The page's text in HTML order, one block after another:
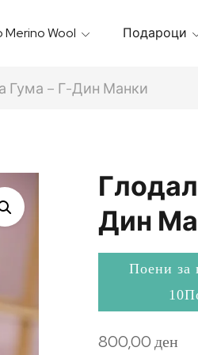
Merino Wool Подароци
Гума – Г-Дин Манки
Дин
Поени за
800,00ден